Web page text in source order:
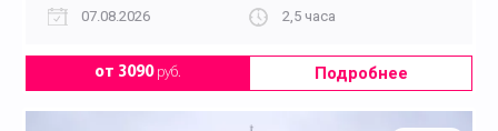
07.08.2026
2,5 часа
от 3090руб. Подробнее